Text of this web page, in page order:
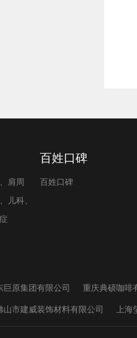
肩周
儿科、
百姓口碑
百姓口碑
巨原集团有限公司 重庆典硕咖啡
山市建威装饰材料有限公司 上海